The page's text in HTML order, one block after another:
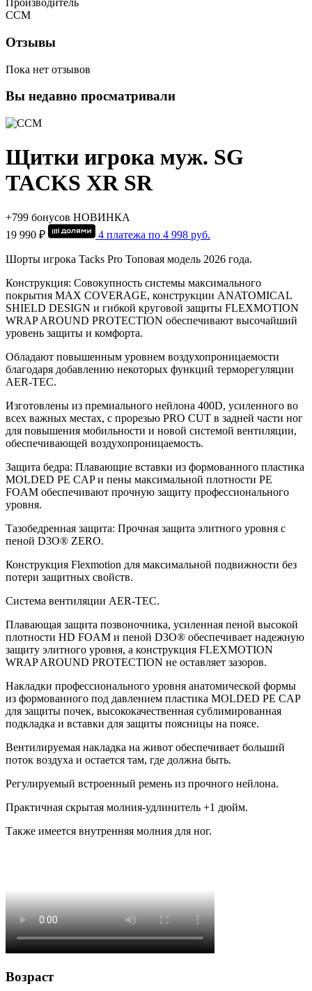
Производитель
CCM
Отзывы
Пока нет отзывов
Вы недавно просматривали
Щитки игрока муж. SG
TACKS XR SR
+799 бонусов НОВИНКА
19 990 ₽
4 платежа по 4 998 руб.
Шорты игрока Tacks Pro Топовая модель 2026 года.
Конструкция: Совокупность системы максимального
покрытия MAX COVERAGE, конструкции ANATOMICAL
SHIELD DESIGN и гибкой круговой защиты FLEXMOTION
WRAP AROUND PROTECTION обеспечивают высочайший
уровень защиты и комфорта.
Обладают повышенным уровнем воздухопроницаемости
благодаря добавлению некоторых функций терморегуляции
AER-TEC.
Изготовлены из премиального нейлона 400D, усиленного во
всех важных местах, с прорезью PRO CUT в задней части ног
для повышения мобильности и новой системой вентиляции,
обеспечивающей воздухопроницаемость.
Защита бедра: Плавающие вставки из формованного пластика
MOLDED PE CAP и пены максимальной плотности PE
FOAM обеспечивают прочную защиту профессионального
уровня.
Тазобедренная защита: Прочная защита элитного уровня с
пеной D3O® ZERO.
Конструкция Flexmotion для максимальной подвижности без
потери защитных свойств.
Система вентиляции AER-TEC.
Плавающая защита позвоночника, усиленная пеной высокой
плотности HD FOAM и пеной D3O® обеспечивает надежную
защиту элитного уровня, а конструкция FLEXMOTION
WRAP AROUND PROTECTION не оставляет зазоров.
Накладки профессионального уровня анатомической формы
из формованного под давлением пластика MOLDED PE CAP
для защиты почек, высококачественная сублимированная
подкладка и вставки для защиты поясницы на поясе.
Вентилируемая накладка на живот обеспечивает больший
поток воздуха и остается там, где должна быть.
Регулируемый встроенный ремень из прочного нейлона.
Практичная скрытая молния-удлинитель +1 дюйм.
Также имеется внутренняя молния для ног.
Возраст